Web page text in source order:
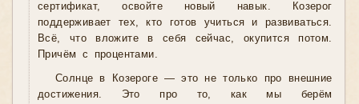
сертификат, освойте новый навык. Козерог
поддерживает тех, кто готов учиться и развиваться.
Всё, что вложите в себя сейчас, окупится потом.
Причём с процентами.
Солнце в Козероге — это не только про внешние
достижения. Это про то, как мы берём